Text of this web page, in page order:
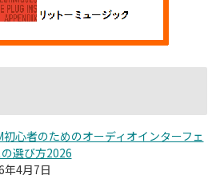
初心者のためのオーディオインターフェ
選び方2026
年4月7日